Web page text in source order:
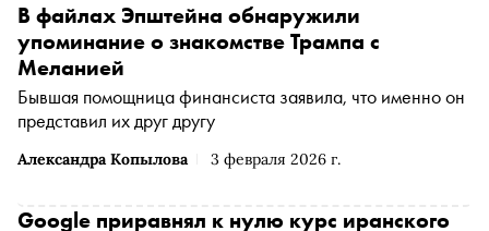
Александра Копылова 3 февраля 2026 г.
В файлах Эпштейна обнаружили
упоминание о знакомстве Трампа с
Меланией
Бывшая помощница финансиста заявила, что именно он
представил их друг другу
Google приравнял к нулю курс иранского